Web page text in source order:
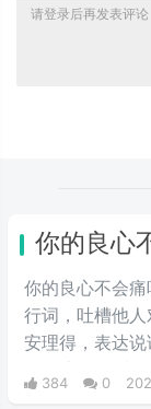
你的良心
你的良心不会
行词，吐槽他
安理得，表达
情。这里的“痛
不好意思”等含
384 0